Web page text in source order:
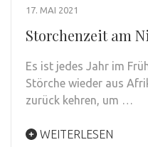
17. MAI 2021
Storchenzeit am
Es ist jedes Jahr im
Störche wieder aus
zurück kehren, um …
WEITERLESEN